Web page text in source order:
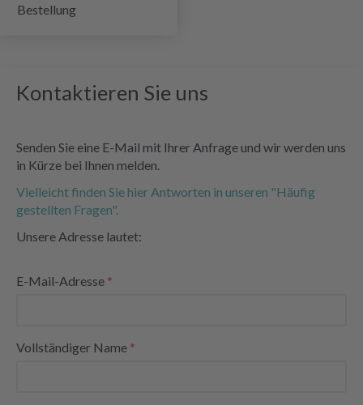
Bestellung
Kontaktieren Sie uns
Senden Sie eine E-Mail mit Ihrer Anfrage und wir werden uns
in Kürze bei Ihnen melden.
Vielleicht finden Sie hier Antworten in unseren "Häufig
gestellten Fragen".
Unsere Adresse lautet:
E-Mail-Adresse
Vollständiger Name